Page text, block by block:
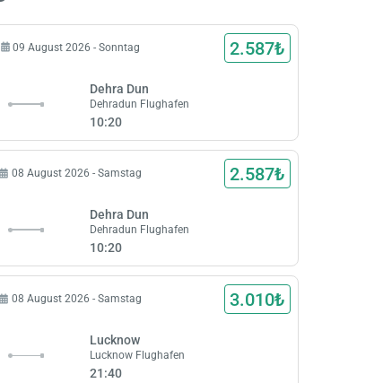
09 August 2026 - Sonntag 2.587₺
Dehra Dun
Dehradun Flughafen
10:20
08 August 2026 - Samstag 2.587₺
Dehra Dun
Dehradun Flughafen
10:20
08 August 2026 - Samstag 3.010₺
Lucknow
Lucknow Flughafen
21:40